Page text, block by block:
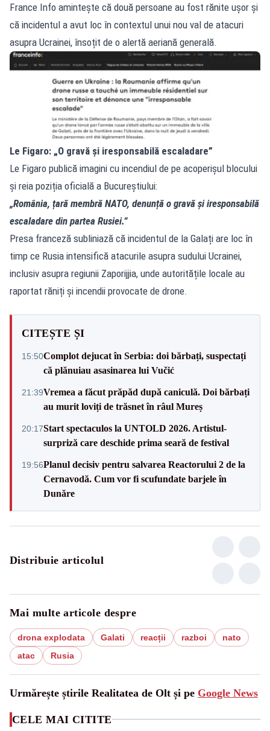
France Info amintește că două persoane au fost rănite ușor și
că incidentul a avut loc în contextul unui nou val de atacuri
asupra Ucrainei, însoțit de o alertă aeriană generală.
Le Figaro: „O gravă și iresponsabilă escaladare”
Le Figaro publică imagini cu incendiul de pe acoperișul blocului
și reia poziția oficială a Bucureștiului:
„România, țară membră NATO, denunță o gravă și iresponsabilă
escaladare din partea Rusiei.”
Presa franceză subliniază că incidentul de la Galați are loc în
timp ce Rusia intensifică atacurile asupra sudului Ucrainei,
inclusiv asupra regiunii Zaporijjia, unde autoritățile locale au
raportat răniți și incendii provocate de drone.
CITEȘTE ȘI
15:50Complot dejucat în Serbia: doi bărbați, suspectați
că plănuiau asasinarea lui Vučić
21:39Vremea a făcut prăpăd după caniculă. Doi bărbați
au murit loviți de trăsnet în râul Mureș
20:17Start spectaculos la UNTOLD 2026. Artistul-
surpriză care deschide prima seară de festival
19:56Planul decisiv pentru salvarea Reactorului 2 de la
Cernavodă. Cum vor fi scufundate barjele în
Dunăre
Distribuie articolul
Mai multe articole despre
drona explodata Galati reacții razboi
nato
atac
Rusia
Urmărește știrile Realitatea de Olt și pe Google News
CELE MAI CITITE